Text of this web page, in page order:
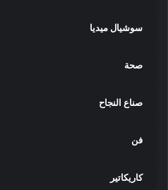
سوشيال ميديا
صحة
صناع النجاح
فن
كاريكاتير